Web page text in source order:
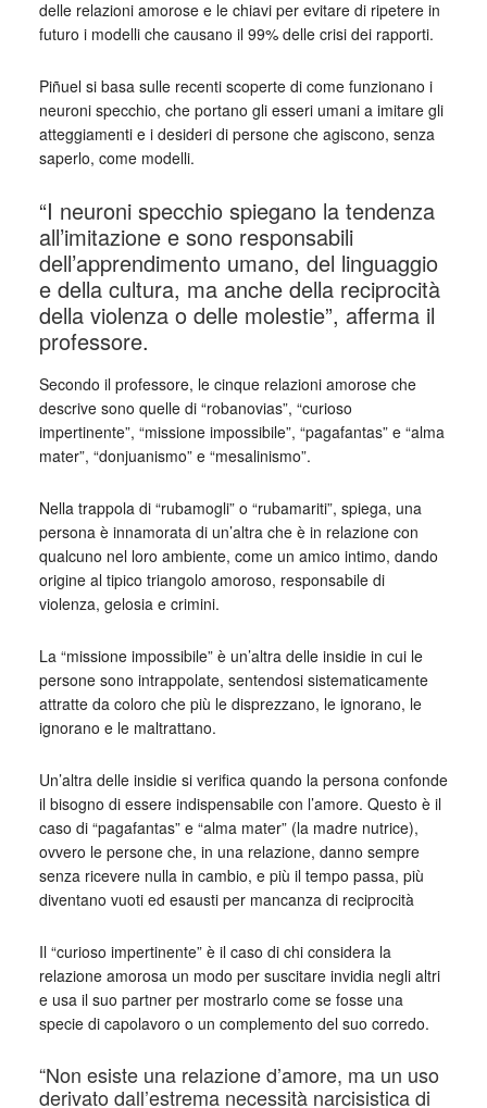
delle relazioni amorose e le chiavi per evitare di ripetere in
futuro i modelli che causano il 99% delle crisi dei rapporti.
Piñuel si basa sulle recenti scoperte di come funzionano i
neuroni specchio, che portano gli esseri umani a imitare gli
atteggiamenti e i desideri di persone che agiscono, senza
saperlo, come modelli.
“I neuroni specchio spiegano la tendenza
all’imitazione e sono responsabili
dell’apprendimento umano, del linguaggio
e della cultura, ma anche della reciprocità
della violenza o delle molestie”, afferma il
professore.
Secondo il professore, le cinque relazioni amorose che
descrive sono quelle di “robanovias”, “curioso
impertinente”, “missione impossibile”, “pagafantas” e “alma
mater”, “donjuanismo” e “mesalinismo”.
Nella trappola di “rubamogli” o “rubamariti”, spiega, una
persona è innamorata di un’altra che è in relazione con
qualcuno nel loro ambiente, come un amico intimo, dando
origine al tipico triangolo amoroso, responsabile di
violenza, gelosia e crimini.
La “missione impossibile” è un’altra delle insidie in cui le
persone sono intrappolate, sentendosi sistematicamente
attratte da coloro che più le disprezzano, le ignorano, le
ignorano e le maltrattano.
Un’altra delle insidie si verifica quando la persona confonde
il bisogno di essere indispensabile con l’amore. Questo è il
caso di “pagafantas” e “alma mater” (la madre nutrice),
ovvero le persone che, in una relazione, danno sempre
senza ricevere nulla in cambio, e più il tempo passa, più
diventano vuoti ed esausti per mancanza di reciprocità
Il “curioso impertinente” è il caso di chi considera la
relazione amorosa un modo per suscitare invidia negli altri
e usa il suo partner per mostrarlo come se fosse una
specie di capolavoro o un complemento del suo corredo.
“Non esiste una relazione d’amore, ma un uso
derivato dall’estrema necessità narcisistica di